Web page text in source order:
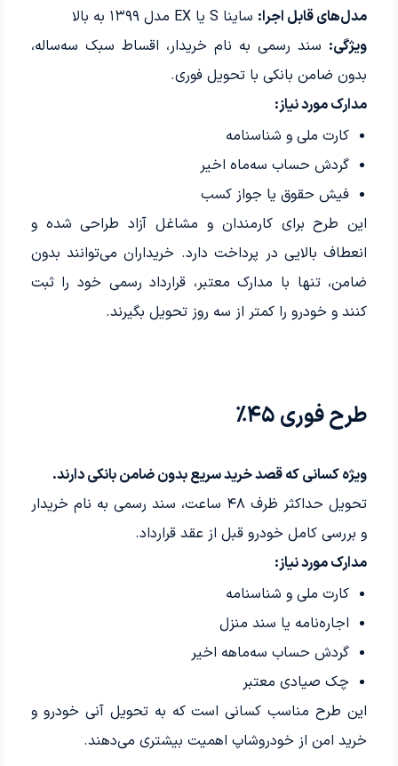
مدل‌های قابل اجرا: ساینا S یا EX مدل ۱۳۹۹ به بالا
ویژگی: سند رسمی به نام خریدار، اقساط سبک سه‌ساله،
بدون ضامن بانکی با تحویل فوری.
مدارک مورد نیاز:
کارت ملی و شناسنامه
گردش حساب سه‌ماه اخیر
فیش حقوق یا جواز کسب
این طرح برای کارمندان و مشاغل آزاد طراحی شده و
انعطاف بالایی در پرداخت دارد. خریداران می‌توانند بدون
ضامن، تنها با مدارک معتبر، قرارداد رسمی خود را ثبت
کنند و خودرو را کمتر از سه روز تحویل بگیرند.
طرح فوری ۴۵٪
ویژه کسانی که قصد خرید سریع بدون ضامن بانکی دارند.
تحویل حداکثر ظرف ۴۸ ساعت، سند رسمی به نام خریدار
و بررسی کامل خودرو قبل از عقد قرارداد.
مدارک مورد نیاز:
کارت ملی و شناسنامه
اجاره‌نامه یا سند منزل
گردش حساب سه‌ماهه اخیر
چک صیادی معتبر
این طرح مناسب کسانی است که به تحویل آنی خودرو و
خرید امن از خودرو‌شاپ اهمیت بیشتری می‌دهند.